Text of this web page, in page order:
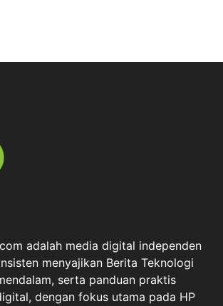
adalah media digital independen
menyajikan Berita Teknologi
serta panduan praktis
dengan fokus utama pada HP